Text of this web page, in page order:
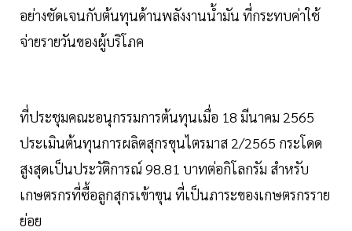
อย่างชัดเจนกับต้นทุนด้านพลังงานน้ำมัน ที่กระทบค่าใช้
จ่ายรายวันของผู้บริโภค
ที่ประชุมคณะอนุกรรมการต้นทุนเมื่อ 18 มีนาคม 2565
ประเมินต้นทุนการผลิตสุกรขุนไตรมาส 2/2565 กระโดด
สูงสุดเป็นประวัติการณ์ 98.81 บาทต่อกิโลกรัม สำหรับ
เกษตรกรที่ซื้อลูกสุกรเข้าขุน ที่เป็นภาระของเกษตรกรราย
ย่อย